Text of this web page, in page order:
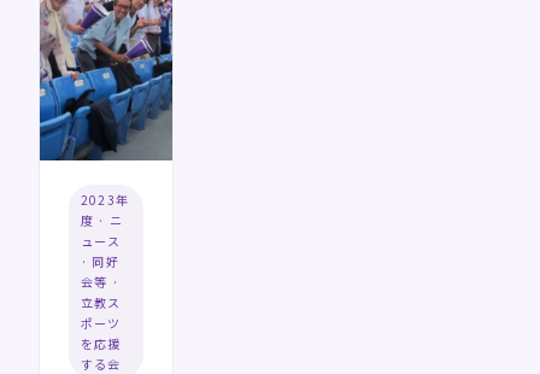
2023年
度 · ニ
ュース
· 同好
会等 ·
立教ス
ポーツ
を応援
する会